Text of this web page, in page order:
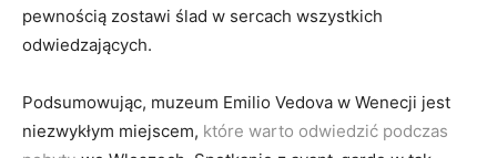
pewnością zostawi ślad w ​sercach wszystkich
odwiedzających.
Podsumowując, muzeum Emilio Vedova w ‍Wenecji jest
niezwykłym​ miejscem,​ które warto odwiedzić ⁢podczas